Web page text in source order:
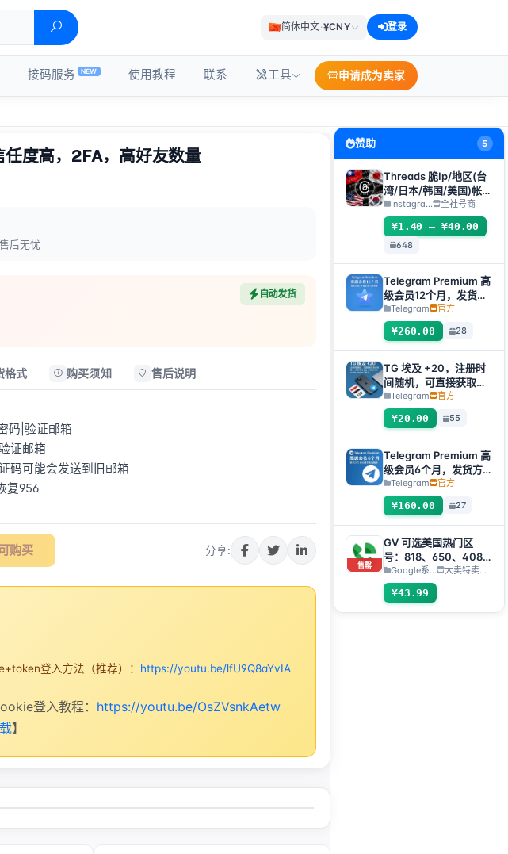
简体中文·¥CNY 登录
接码服务 NEW 使用教程 联系 工具 申请成为卖家
度高，2FA，高好友数量
后无忧
自动发货
格式 购买须知 售后说明
码|验证邮箱
证邮箱
码可能会发送到旧邮箱
复956
购买 分享:
登入方法（推荐）： https://youtu.be/lfU9Q8aYvIA
登入教程： https://youtu.be/OsZVsnkAetw
】
赞助 5
Threads 脆Ip/地区(台
湾/日本/韩国/美国)帐
号-邮箱可自绑-ig 密码
可改｜Threads脆（新
号/月号/2025年脆号/
自选号）
Instagra... 全社号商
¥1.40 – ¥40.00
648
Telegram Premium 高
级会员12个月，发货方
式：自动发货礼品链接
【非账号产品，产品
100%可用（无售后，
使用教程看商品介
绍）】
Telegram 官方
¥260.00 28
TG 埃及 +20，注册时
间随机，可直接获取验
证码登入，支持任何设
备（获取验证码
+tdata/session文件）
🔥
Telegram 官方
¥20.00 55
Telegram Premium 高
级会员6个月，发货方
式：自动发货礼品链接
【非账号产品，产品
100%可用（无售后，
使用教程看商品介
绍）】
Telegram 官方
¥160.00 27
售罄
GV 可选美国热门区
号：818、650、408、
323、424 新 Gmail
Google系... 大卖特卖…
¥43.99